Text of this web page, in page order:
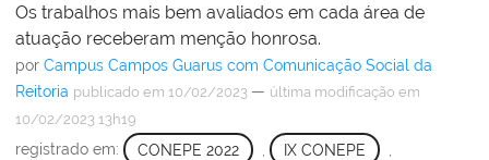
Os trabalhos mais bem avaliados em cada área de
atuação receberam menção honrosa.
por Campus Campos Guarus com Comunicação Social da
Reitoria publicado em 10/02/2023 — última modificação em
10/02/2023 13h19
registrado em: CONEPE 2022 IX CONEPE